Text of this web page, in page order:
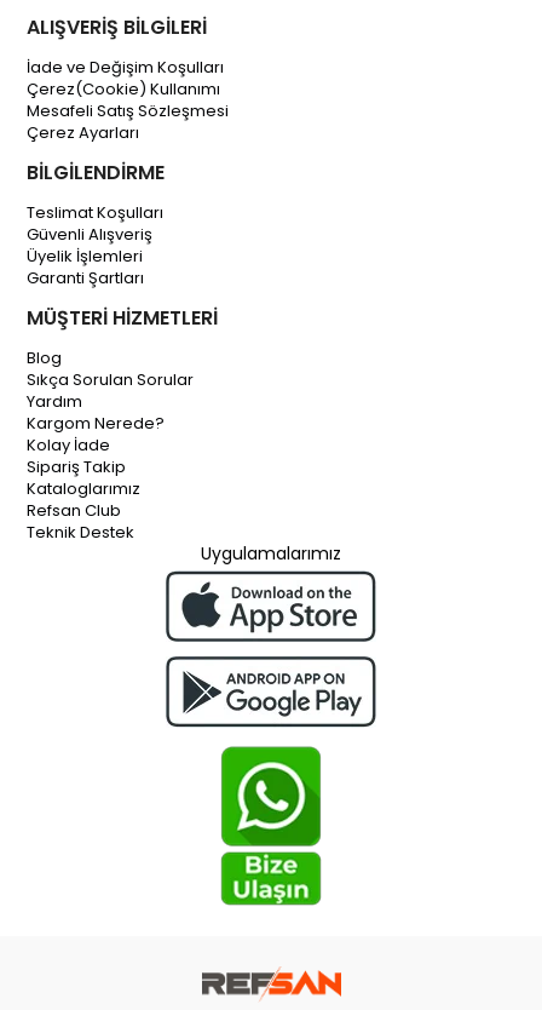
ALIŞVERİŞ BİLGİLERİ
İade ve Değişim Koşulları
Çerez(Cookie) Kullanımı
Mesafeli Satış Sözleşmesi
Çerez Ayarları
BİLGİLENDİRME
Teslimat Koşulları
Güvenli Alışveriş
Üyelik İşlemleri
Garanti Şartları
MÜŞTERİ HİZMETLERİ
Blog
Sıkça Sorulan Sorular
Yardım
Kargom Nerede?
Kolay İade
Sipariş Takip
Kataloglarımız
Refsan Club
Teknik Destek
Uygulamalarımız